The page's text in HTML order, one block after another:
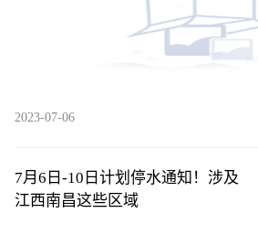
2023-07-06
7月6日-10日计划停水通知！涉及
江西南昌这些区域